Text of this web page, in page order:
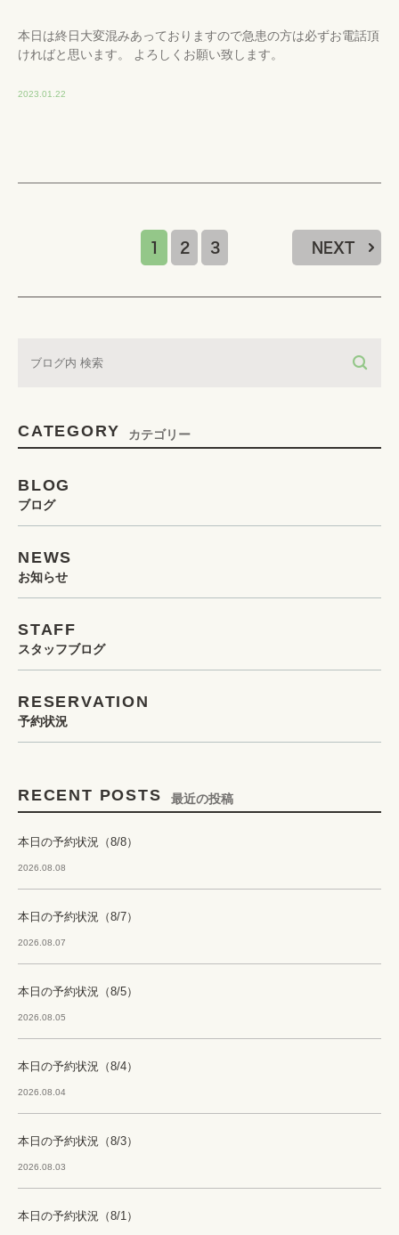
本日は終日大変混みあっておりますので急患の方は必ずお電話頂
ければと思います。 よろしくお願い致します。
2023.01.22
1 2 3 NEXT
CATEGORY カテゴリー
BLOG
ブログ
NEWS
お知らせ
STAFF
スタッフブログ
RESERVATION
予約状況
RECENT POSTS 最近の投稿
本日の予約状況（8/8）
2026.08.08
本日の予約状況（8/7）
2026.08.07
本日の予約状況（8/5）
2026.08.05
本日の予約状況（8/4）
2026.08.04
本日の予約状況（8/3）
2026.08.03
本日の予約状況（8/1）